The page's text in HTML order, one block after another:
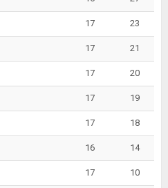
17 23
17 21
17 20
17 19
17 18
16 14
17 10